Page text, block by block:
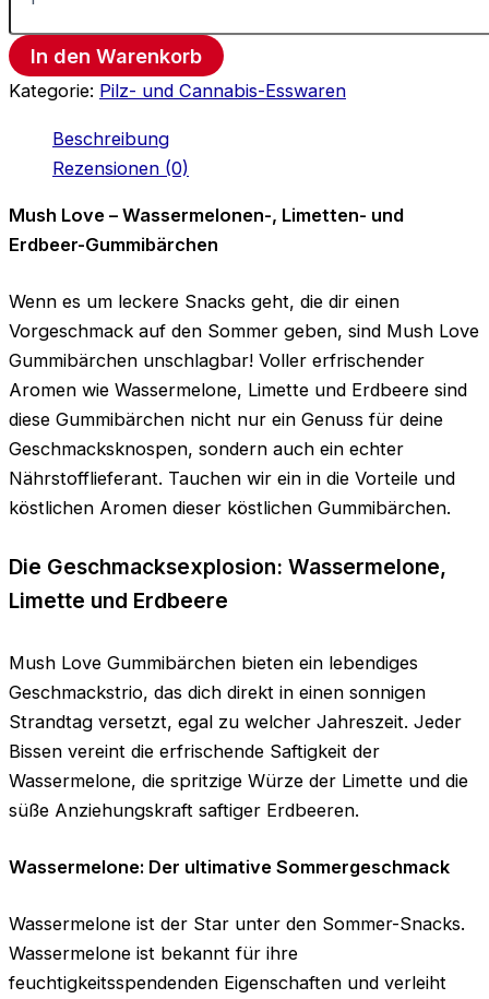
In den Warenkorb
Kategorie: Pilz- und Cannabis-Esswaren
Beschreibung
Rezensionen (0)
Mush Love – Wassermelonen-, Limetten- und
Erdbeer-Gummibärchen
Wenn es um leckere Snacks geht, die dir einen
Vorgeschmack auf den Sommer geben, sind Mush Love
Gummibärchen unschlagbar! Voller erfrischender
Aromen wie Wassermelone, Limette und Erdbeere sind
diese Gummibärchen nicht nur ein Genuss für deine
Geschmacksknospen, sondern auch ein echter
Nährstofflieferant. Tauchen wir ein in die Vorteile und
köstlichen Aromen dieser köstlichen Gummibärchen.
Die Geschmacksexplosion: Wassermelone,
Limette und Erdbeere
Mush Love Gummibärchen bieten ein lebendiges
Geschmackstrio, das dich direkt in einen sonnigen
Strandtag versetzt, egal zu welcher Jahreszeit. Jeder
Bissen vereint die erfrischende Saftigkeit der
Wassermelone, die spritzige Würze der Limette und die
süße Anziehungskraft saftiger Erdbeeren.
Wassermelone: ​​Der ultimative Sommergeschmack
Wassermelone ist der Star unter den Sommer-Snacks.
Wassermelone ist bekannt für ihre
feuchtigkeitsspendenden Eigenschaften und verleiht